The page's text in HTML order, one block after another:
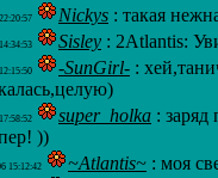
Nickys : такая
Sisley : 2Atlantis:
-SunGirl- :
super_holka :
))
15:12:42 ~Atlantis~ : моя